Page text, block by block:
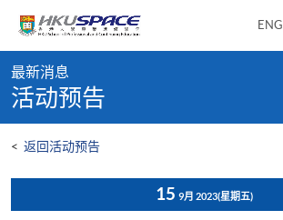
content
ENG
content
start
最新消息
活动预告
< 返回活动预告
15 9月 2023(星期五)